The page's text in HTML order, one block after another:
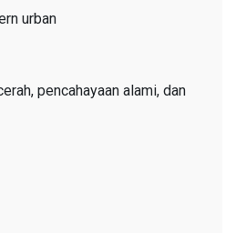
urban
pencahayaan alami, dan